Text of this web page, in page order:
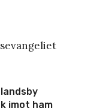
imot ham